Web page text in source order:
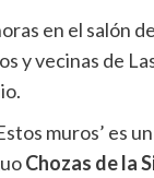
en el salón
y vecinas de
muros’ es
Chozas de la